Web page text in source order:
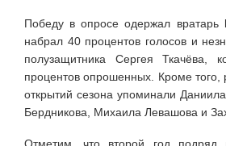
Победу в опросе одержал вратарь
набрал 40 процентов голосов и
полузащитника Сергея Ткачёва,
процентов опрошенных. Кроме того,
открытий сезона упоминали
Бердникова, Михаила Левашова и
Отметим, что второй год подряд